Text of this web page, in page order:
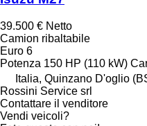
39.500 € Netto
Camion ribaltabile
Euro 6
Potenza 150 HP (110 kW)
Italia, Quinzano D'oglio
Rossini Service srl
Contattare il venditore
Vendi veicoli?